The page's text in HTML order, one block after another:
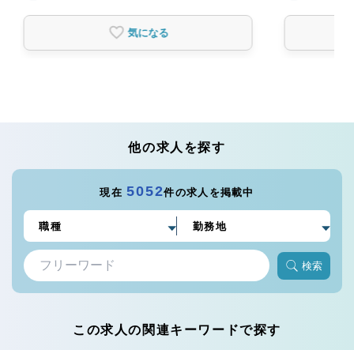
気になる
他の求人を探す
現在5052件の求人を掲載中
検索
この求人の関連キーワードで探す